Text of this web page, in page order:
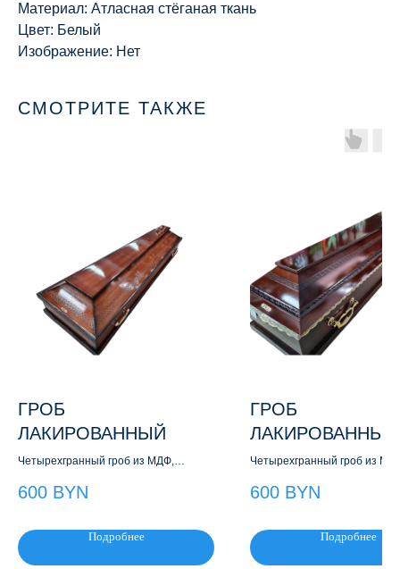
Материал: Атласная стёганая ткань
Цвет: Белый
Изображение: Нет
СМОТРИТЕ ТАКЖЕ
ГРОБ
ЛАКИРОВАННЫЙ
Четырехгранный гроб из МДФ,
600 BYN
Подробнее
ГРОБ
ЛАКИРОВАННЫЙ
Четырехгранный гроб из
лакированный и матовый
600 BYN
Подробнее